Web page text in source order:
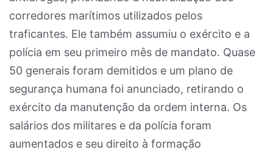
corredores marítimos utilizados pelos
traficantes. Ele também assumiu o exército e a
polícia em seu primeiro mês de mandato. Quase
50 generais foram demitidos e um plano de
segurança humana foi anunciado, retirando o
exército da manutenção da ordem interna. Os
salários dos militares e da polícia foram
aumentados e seu direito à formação